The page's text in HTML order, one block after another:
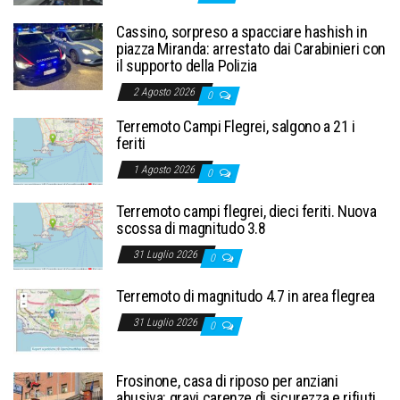
Cassino, sorpreso a spacciare hashish in
piazza Miranda: arrestato dai Carabinieri con
il supporto della Polizia
2 Agosto 2026 0
Terremoto Campi Flegrei, salgono a 21 i
feriti
1 Agosto 2026 0
Terremoto campi flegrei, dieci feriti. Nuova
scossa di magnitudo 3.8
31 Luglio 2026 0
Terremoto di magnitudo 4.7 in area flegrea
31 Luglio 2026 0
Frosinone, casa di riposo per anziani